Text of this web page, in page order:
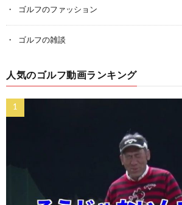
ゴルフのファッション
ゴルフの雑談
人気のゴルフ動画ランキング